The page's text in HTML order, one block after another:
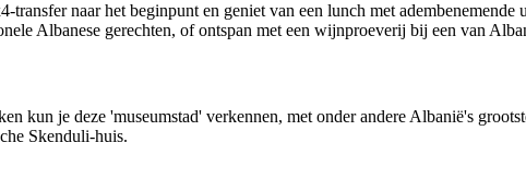
naar het beginpunt en geniet van een lunch met
Albanese gerechten, of ontspan met een wijnproeverij bij een van
kun je deze 'museumstad' verkennen, met onder andere Albanië's
Skenduli-huis.